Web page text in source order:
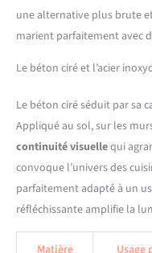
une alternative plus brute
marient parfaitement avec
Le béton ciré et l’acier
Le béton ciré séduit par sa
Appliqué au sol, sur les
continuité visuellequi
convoque l’univers des
parfaitement adapté à un
réfléchissante amplifie la